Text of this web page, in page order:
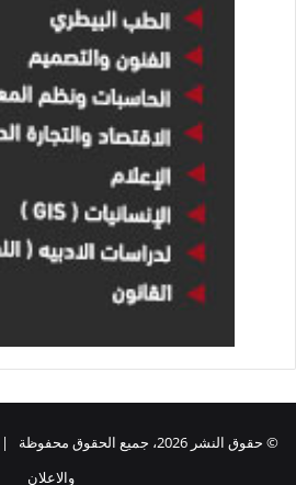
© حقوق النشر 2026، جميع
والاعلان